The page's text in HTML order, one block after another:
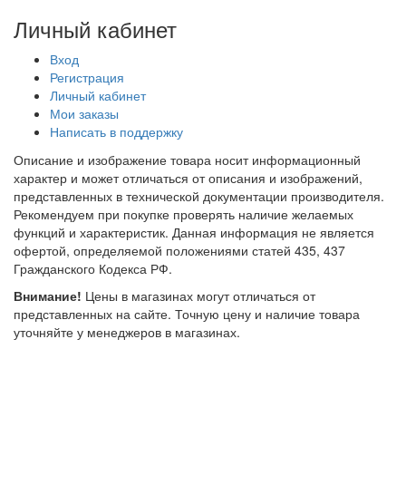
Личный кабинет
Вход
Регистрация
Личный кабинет
Мои заказы
Написать в поддержку
Описание и изображение товара носит информационный
характер и может отличаться от описания и изображений,
представленных в технической документации производителя.
Рекомендуем при покупке проверять наличие желаемых
функций и характеристик. Данная информация не является
офертой, определяемой положениями статей 435, 437
Гражданского Кодекса РФ.
Внимание! Цены в магазинах могут отличаться от
представленных на сайте. Точную цену и наличие товара
уточняйте у менеджеров в магазинах.